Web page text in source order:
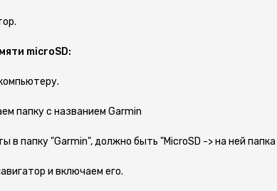
microSD:
папку с названием Garmin
в папку "Garmin", должно быть "MicroSD -> на ней
и включаем его.